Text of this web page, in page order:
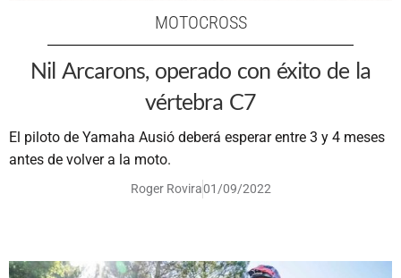
MOTOCROSS
Nil Arcarons, operado con éxito de la
vértebra C7
El piloto de Yamaha Ausió deberá esperar entre 3 y 4 meses
antes de volver a la moto.
Roger Rovira01/09/2022